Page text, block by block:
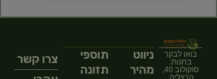
בואו לבקר
בחנות:
סוקולוב 40,
הרצליה.
ניווט
מהיר
תוספי
תזונה
צרו קשר